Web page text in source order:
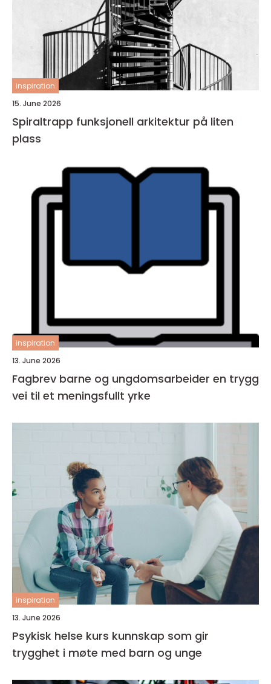
inspiration
15. June 2026
Spiraltrapp funksjonell arkitektur på liten
plass
inspiration
13. June 2026
Fagbrev barne og ungdomsarbeider en trygg
vei til et meningsfullt yrke
inspiration
13. June 2026
Psykisk helse kurs kunnskap som gir
trygghet i møte med barn og unge